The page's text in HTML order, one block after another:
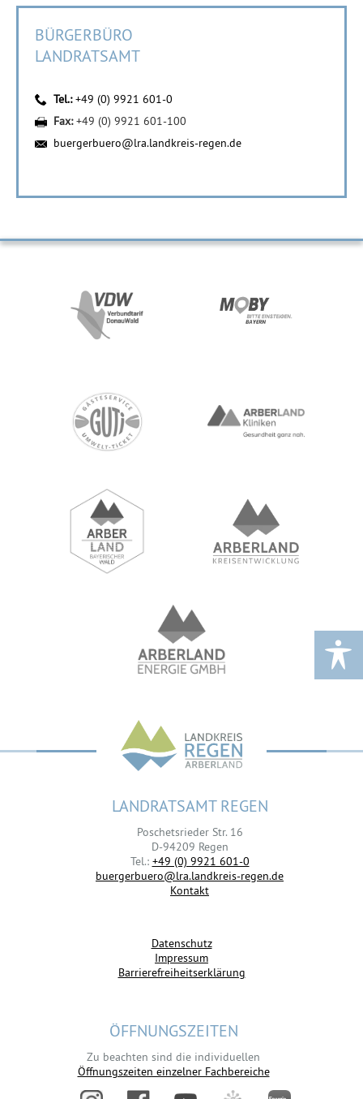
BÜRGERBÜRO
LANDRATSAMT
Tel.:+49 (0) 9921 601-0
Fax:+49 (0) 9921 601-100
buergerbuero@lra.landkreis-regen.de
LANDRATSAMT REGEN
Poschetsrieder Str. 16
D-94209 Regen
Tel.: +49 (0) 9921 601-0
buergerbuero@lra.landkreis-regen.de
Kontakt
Datenschutz
Impressum
Barrierefreiheitserklärung
ÖFFNUNGSZEITEN
Zu beachten sind die individuellen
Öffnungszeiten einzelner Fachbereiche